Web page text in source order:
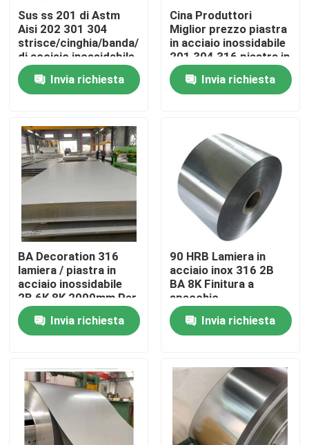
Casa
Chi siamo
Contatti
Prodotti
video
304 strati di acciaio inossidabile
Strato di acciaio inossidabile 316
strato di acciaio inossidabile 309
Bobina laminata a caldo di acciaio inossidabile
Sus ss 201 di Astm
Aisi 202 301 304
strisce/cinghia/banda/bobina/stagnola
di acciaio inossidabile
316l 409 410s 410 di
304l 309s 316
Invia richiesta
Cina Produttori
Miglior prezzo piastra
in acciaio inossidabile
201 304 316 piastra in
acciaio inossidabile
bobina in acciaio
inossidabile
Invia richiesta
BA Decoration 316
lamiera / piastra in
acciaio inossidabile
2B 6K 8K 2000mm Per
utensili da cucina
Invia richiesta
90 HRB Lamiera in
acciaio inox 316 2B
BA 8K Finitura a
specchio
Invia richiesta